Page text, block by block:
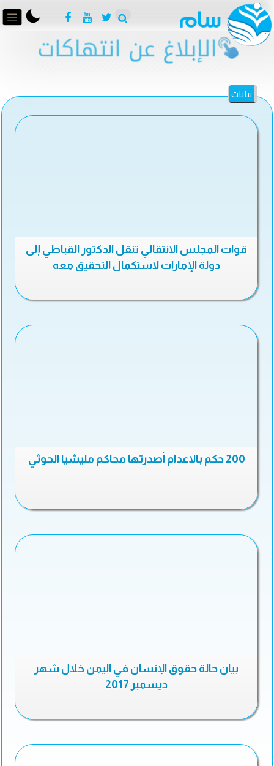
بيانات
قوات المجلس الانتقالي تنقل الدكتور القباطي إلى
دولة الإمارات لاستكمال التحقيق معه
200 حكم بالاعدام أصدرتها محاكم مليشيا الحوثي
بيان حالة حقوق الإنسان في اليمن خلال شهر
ديسمبر 2017